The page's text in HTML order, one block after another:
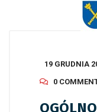
19 GRUDNIA
0